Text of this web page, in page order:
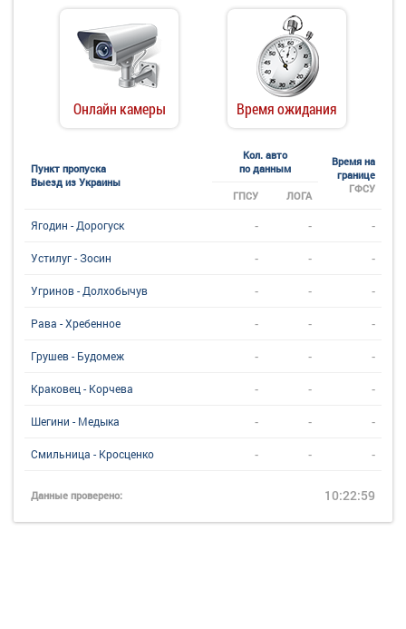
Онлайн камеры Время ожидания
Пункт пропуска
Выезд из Украины
Кол. авто
по данным
Время на
границе
ГФСУ
ГПСУ ЛОГА
Ягодин - Дорогуск - - -
Устилуг - Зосин - - -
Угринов - Долхобычув - - -
Рава - Хребенное - - -
Грушев - Будомеж - - -
Краковец - Корчева - - -
Шегини - Медыка - - -
Смильница - Кросценко - - -
Данные проверено: 10:22:59